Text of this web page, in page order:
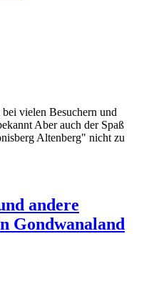
vielen Besuchern und
Aber auch der Spaß
Altenberg" nicht zu
andere
Gondwanaland